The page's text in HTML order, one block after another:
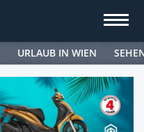
URLAUB IN WIEN